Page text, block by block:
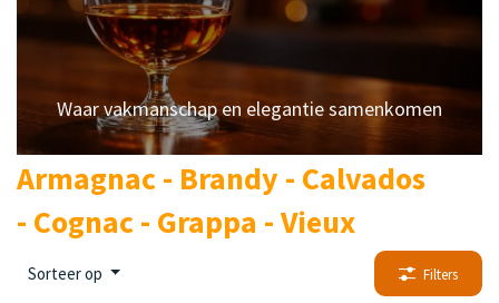
Waar vakmanschap en elegantie samenkomen
Armagnac - Brandy - Calvados
- Cognac - Grappa - Vieux
Sorteer op Filters